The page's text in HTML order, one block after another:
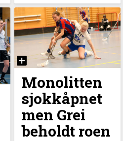
Monolitten
sjokkåpnet
men Grei
beholdt roen